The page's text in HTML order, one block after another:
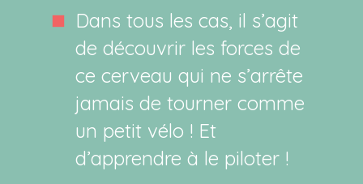
Dans tous les cas, il s’agit
de découvrir les forces de
ce cerveau qui ne s’arrête
jamais de tourner comme
un petit vélo ! Et
d’apprendre à le piloter !